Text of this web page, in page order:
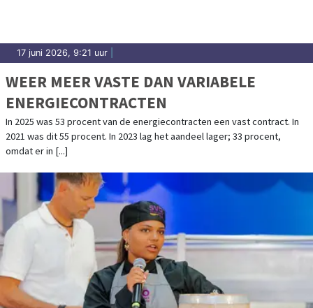
17 juni 2026, 9:21 uur
WEER MEER VASTE DAN VARIABELE
ENERGIECONTRACTEN
In 2025 was 53 procent van de energiecontracten een vast contract. In
2021 was dit 55 procent. In 2023 lag het aandeel lager; 33 procent,
omdat er in [...]